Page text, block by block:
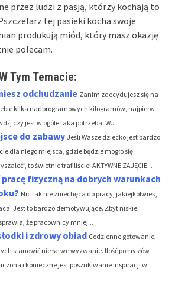
przez ludzi z pasją, którzy kochają to
tej pasieki kocha swoje
produkują miód, który masz okazję
polecam.
Tym Temacie:
odchudzanie Zanim zdecydujesz się na
kilka nadprogramowych kilogramów, najpierw
czy jest w ogóle taka potrzeba. W...
do zabawy Jeśli Wasze dziecko jest bardzo
dla niego miejsca, gdzie będzie mogło się
to świetnie trafiliście! AKTYWNE ZAJĘCIE...
fizyczną na dobrych warunkach
Nic tak nie zniechęca do pracy, jakiejkolwiek,
Jest to bardzo demotywujące. Zbyt niskie
że pracownicy mniej...
i zdrowy obiad Codzienne gotowanie,
stanowić nie łatwe wyzwanie. Ilość pomysłów
i konieczne jest poszukiwanie inspiracji w